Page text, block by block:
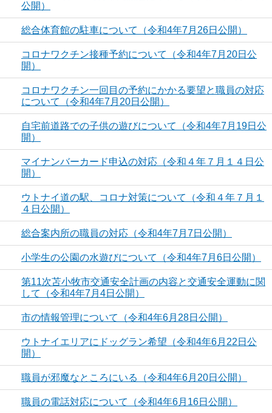
公開）
総合体育館の駐車について（令和4年7月26日公開）
コロナワクチン接種予約について（令和4年7月20日公
開）
コロナワクチン一回目の予約にかかる要望と職員の対応
について（令和4年7月20日公開）
自宅前道路での子供の遊びについて（令和4年7月19日公
開）
マイナンバーカード申込の対応（令和４年７月１４日公
開）
ウトナイ道の駅、コロナ対策について（令和４年７月１
４日公開）
総合案内所の職員の対応（令和4年7月7日公開）
小学生の公園の水遊びについて（令和4年7月6日公開）
第11次苫小牧市交通安全計画の内容と交通安全運動に関
して（令和4年7月4日公開）
市の情報管理について（令和4年6月28日公開）
ウトナイエリアにドッグラン希望（令和4年6月22日公
開）
職員が邪魔なところにいる（令和4年6月20日公開）
職員の電話対応について（令和4年6月16日公開）